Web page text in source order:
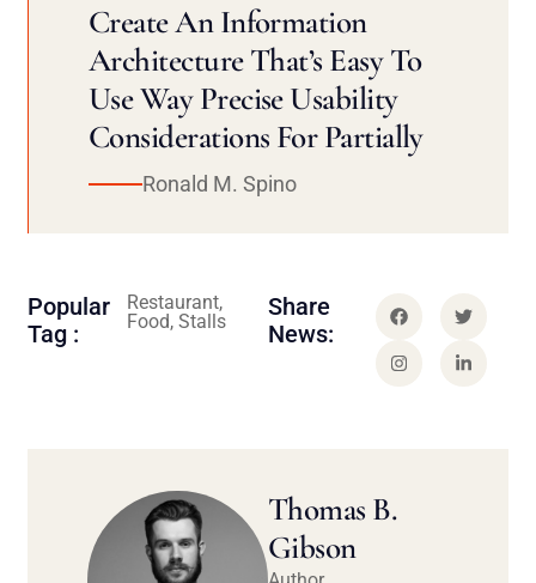
Create An Information
Architecture That’s Easy To
Use Way Precise Usability
Considerations For Partially
Ronald M. Spino
Popular
Tag :
Restaurant,
Food, Stalls
Share
News:
Thomas B.
Gibson